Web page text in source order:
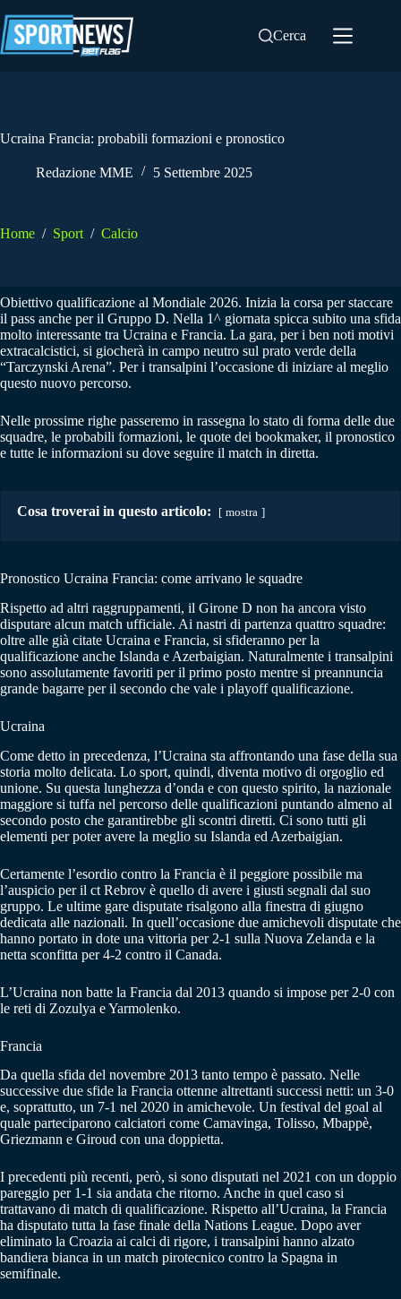
al
contenuto
Cerca
Ucraina Francia: probabili formazioni e pronostico
Redazione MME 5 Settembre 2025
Home / Sport / Calcio
Obiettivo qualificazione al Mondiale 2026. Inizia la corsa per staccare
il pass anche per il Gruppo D. Nella 1^ giornata spicca subito una sfida
molto interessante tra Ucraina e Francia. La gara, per i ben noti motivi
extracalcistici, si giocherà in campo neutro sul prato verde della
“Tarczynski Arena”. Per i transalpini l’occasione di iniziare al meglio
questo nuovo percorso.
Nelle prossime righe passeremo in rassegna lo stato di forma delle due
squadre, le probabili formazioni, le quote dei bookmaker, il pronostico
e tutte le informazioni su dove seguire il match in diretta.
Cosa troverai in questo articolo: mostra
Pronostico Ucraina Francia: come arrivano le squadre
Rispetto ad altri raggruppamenti, il Girone D non ha ancora visto
disputare alcun match ufficiale. Ai nastri di partenza quattro squadre:
oltre alle già citate Ucraina e Francia, si sfideranno per la
qualificazione anche Islanda e Azerbaigian. Naturalmente i transalpini
sono assolutamente favoriti per il primo posto mentre si preannuncia
grande bagarre per il secondo che vale i playoff qualificazione.
Ucraina
Come detto in precedenza, l’Ucraina sta affrontando una fase della sua
storia molto delicata. Lo sport, quindi, diventa motivo di orgoglio ed
unione. Su questa lunghezza d’onda e con questo spirito, la nazionale
maggiore si tuffa nel percorso delle qualificazioni puntando almeno al
secondo posto che garantirebbe gli scontri diretti. Ci sono tutti gli
elementi per poter avere la meglio su Islanda ed Azerbaigian.
Certamente l’esordio contro la Francia è il peggiore possibile ma
l’auspicio per il ct Rebrov è quello di avere i giusti segnali dal suo
gruppo. Le ultime gare disputate risalgono alla finestra di giugno
dedicata alle nazionali. In quell’occasione due amichevoli disputate che
hanno portato in dote una vittoria per 2-1 sulla Nuova Zelanda e la
netta sconfitta per 4-2 contro il Canada.
L’Ucraina non batte la Francia dal 2013 quando si impose per 2-0 con
le reti di Zozulya e Yarmolenko.
Francia
Da quella sfida del novembre 2013 tanto tempo è passato. Nelle
successive due sfide la Francia ottenne altrettanti successi netti: un 3-0
e, soprattutto, un 7-1 nel 2020 in amichevole. Un festival del goal al
quale parteciparono calciatori come Camavinga, Tolisso, Mbappè,
Griezmann e Giroud con una doppietta.
I precedenti più recenti, però, si sono disputati nel 2021 con un doppio
pareggio per 1-1 sia andata che ritorno. Anche in quel caso si
trattavano di match di qualificazione. Rispetto all’Ucraina, la Francia
ha disputato tutta la fase finale della Nations League. Dopo aver
eliminato la Croazia ai calci di rigore, i transalpini hanno alzato
bandiera bianca in un match pirotecnico contro la Spagna in
semifinale.